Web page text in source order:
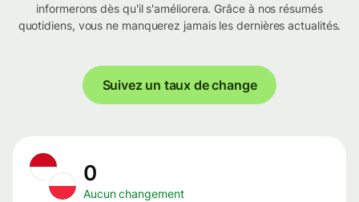
informerons dès qu'il s'améliorera. Grâce à nos résumés
quotidiens, vous ne manquerez jamais les dernières actualités.
Suivez un taux de change
0
Aucun changement